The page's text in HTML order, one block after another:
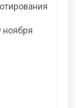
ноября